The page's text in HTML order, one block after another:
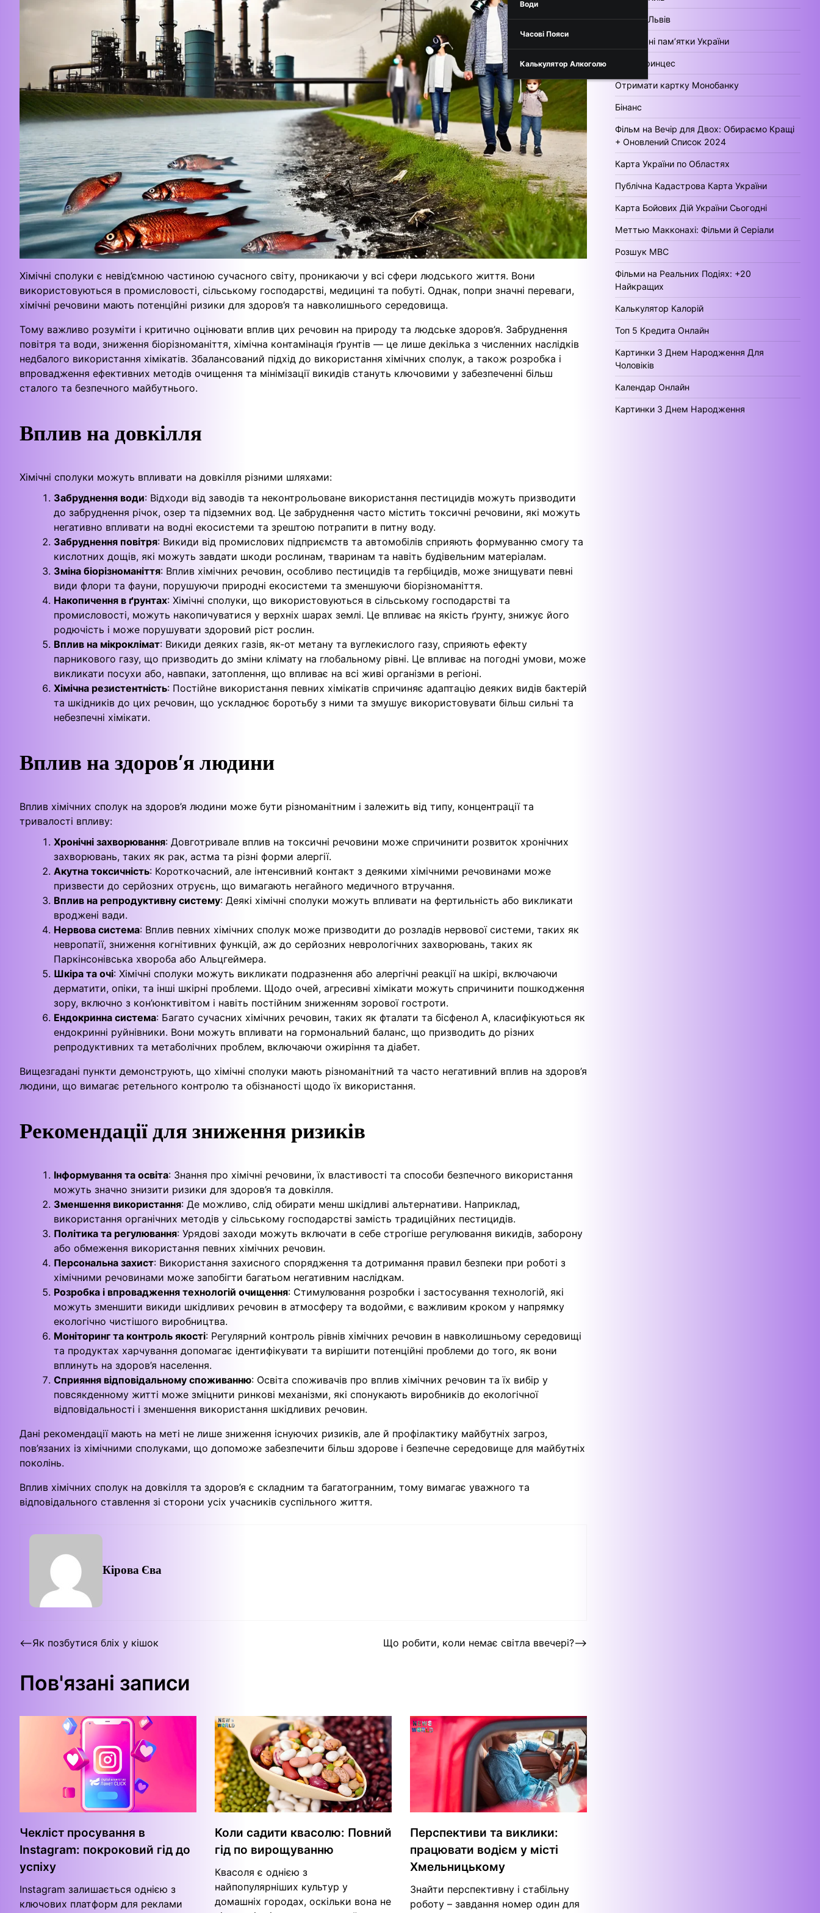
Води
Часові Пояси
Калькулятор Алкоголю
Хімічні сполуки є невід’ємною частиною сучасного світу, проникаючи у всі сфери людського життя. Вони
використовуються в промисловості, сільському господарстві, медицині та побуті. Однак, попри значні переваги,
хімічні речовини мають потенційні ризики для здоров’я та навколишнього середовища.
Тому важливо розуміти і критично оцінювати вплив цих речовин на природу та людське здоров’я. Забруднення
повітря та води, зниження біорізноманіття, хімічна контамінація ґрунтів — це лише декілька з численних наслідків
недбалого використання хімікатів. Збалансований підхід до використання хімічних сполук, а також розробка і
впровадження ефективних методів очищення та мінімізації викидів стануть ключовими у забезпеченні більш
сталого та безпечного майбутнього.
Вплив на довкілля
Хімічні сполуки можуть впливати на довкілля різними шляхами:
Забруднення води: Відходи від заводів та неконтрольоване використання пестицидів можуть призводити
до забруднення річок, озер та підземних вод. Це забруднення часто містить токсичні речовини, які можуть
негативно впливати на водні екосистеми та зрештою потрапити в питну воду.
Забруднення повітря: Викиди від промислових підприємств та автомобілів сприяють формуванню смогу та
кислотних дощів, які можуть завдати шкоди рослинам, тваринам та навіть будівельним матеріалам.
Зміна біорізноманіття: Вплив хімічних речовин, особливо пестицидів та гербіцидів, може знищувати певні
види флори та фауни, порушуючи природні екосистеми та зменшуючи біорізноманіття.
Накопичення в ґрунтах: Хімічні сполуки, що використовуються в сільському господарстві та
промисловості, можуть накопичуватися у верхніх шарах землі. Це впливає на якість ґрунту, знижує його
родючість і може порушувати здоровий ріст рослин.
Вплив на мікроклімат: Викиди деяких газів, як-от метану та вуглекислого газу, сприяють ефекту
парникового газу, що призводить до зміни клімату на глобальному рівні. Це впливає на погодні умови, може
викликати посухи або, навпаки, затоплення, що впливає на всі живі організми в регіоні.
Хімічна резистентність: Постійне використання певних хімікатів спричиняє адаптацію деяких видів бактерій
та шкідників до цих речовин, що ускладнює боротьбу з ними та змушує використовувати більш сильні та
небезпечні хімікати.
Вплив на здоров’я людини
Вплив хімічних сполук на здоров’я людини може бути різноманітним і залежить від типу, концентрації та
тривалості впливу:
Хронічні захворювання: Довготривале вплив на токсичні речовини може спричинити розвиток хронічних
захворювань, таких як рак, астма та різні форми алергії.
Акутна токсичність: Короткочасний, але інтенсивний контакт з деякими хімічними речовинами може
призвести до серйозних отруєнь, що вимагають негайного медичного втручання.
Вплив на репродуктивну систему: Деякі хімічні сполуки можуть впливати на фертильність або викликати
вроджені вади.
Нервова система: Вплив певних хімічних сполук може призводити до розладів нервової системи, таких як
невропатії, зниження когнітивних функцій, аж до серйозних неврологічних захворювань, таких як
Паркінсонівська хвороба або Альцгеймера.
Шкіра та очі: Хімічні сполуки можуть викликати подразнення або алергічні реакції на шкірі, включаючи
дерматити, опіки, та інші шкірні проблеми. Щодо очей, агресивні хімікати можуть спричинити пошкодження
зору, включно з кон’юнктивітом і навіть постійним зниженням зорової гостроти.
Ендокринна система: Багато сучасних хімічних речовин, таких як фталати та бісфенол А, класифікуються як
ендокринні руйнівники. Вони можуть впливати на гормональний баланс, що призводить до різних
репродуктивних та метаболічних проблем, включаючи ожиріння та діабет.
Вищезгадані пункти демонструють, що хімічні сполуки мають різноманітний та часто негативний вплив на здоров’я
людини, що вимагає ретельного контролю та обізнаності щодо їх використання.
Рекомендації для зниження ризиків
Інформування та освіта: Знання про хімічні речовини, їх властивості та способи безпечного використання
можуть значно знизити ризики для здоров’я та довкілля.
Зменшення використання: Де можливо, слід обирати менш шкідливі альтернативи. Наприклад,
використання органічних методів у сільському господарстві замість традиційних пестицидів.
Політика та регулювання: Урядові заходи можуть включати в себе строгіше регулювання викидів, заборону
або обмеження використання певних хімічних речовин.
Персональна захист: Використання захисного спорядження та дотримання правил безпеки при роботі з
хімічними речовинами може запобігти багатьом негативним наслідкам.
Розробка і впровадження технологій очищення: Стимулювання розробки і застосування технологій, які
можуть зменшити викиди шкідливих речовин в атмосферу та водойми, є важливим кроком у напрямку
екологічно чистішого виробництва.
Моніторинг та контроль якості: Регулярний контроль рівнів хімічних речовин в навколишньому середовищі
та продуктах харчування допомагає ідентифікувати та вирішити потенційні проблеми до того, як вони
вплинуть на здоров’я населення.
Сприяння відповідальному споживанню: Освіта споживачів про вплив хімічних речовин та їх вибір у
повсякденному житті може зміцнити ринкові механізми, які спонукають виробників до екологічної
відповідальності і зменшення використання шкідливих речовин.
Дані рекомендації мають на меті не лише зниження існуючих ризиків, але й профілактику майбутніх загроз,
пов’язаних із хімічними сполуками, що допоможе забезпечити більш здорове і безпечне середовище для майбутніх
поколінь.
Вплив хімічних сполук на довкілля та здоров’я є складним та багатогранним, тому вимагає уважного та
відповідального ставлення зі сторони усіх учасників суспільного життя.
Кірова Єва
Навігація
⟵Як позбутися бліх у кішок Що робити, коли немає світла ввечері?⟶
Пов'язані записи
Чекліст просування в
Instagram: покроковий гід до
успіху
Instagram залишається однією з
ключових платформ для реклами
Коли садити квасолю: Повний
гід по вирощуванню
Квасоля є однією з
найпопулярніших культур у
домашніх городах, оскільки вона не
Перспективи та виклики:
працювати водієм у місті
Хмельницькому
Знайти перспективну і стабільну
роботу – завдання номер один для
Погода Львів
Культурні пам’ятки України
День Принцес
Отримати картку Монобанку
Бінанс
Фільм на Вечір для Двох: Обираємо Кращі
+ Оновлений Список 2024
Карта України по Областях
Публічна Кадастрова Карта України
Карта Бойових Дій України Сьогодні
Меттью Макконахі: Фільми й Серіали
Розшук МВС
Фільми на Реальних Подіях: +20
Найкращих
Калькулятор Калорій
Топ 5 Кредита Онлайн
Картинки З Днем Народження Для
Чоловіків
Календар Онлайн
Картинки З Днем Народження